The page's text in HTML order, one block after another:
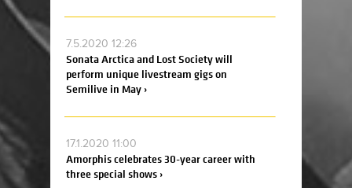
7.5.2020 12:26
Sonata Arctica and Lost Society will
perform unique livestream gigs on
Semilive in May ›
17.1.2020 11:00
Amorphis celebrates 30-year career with
three special shows ›